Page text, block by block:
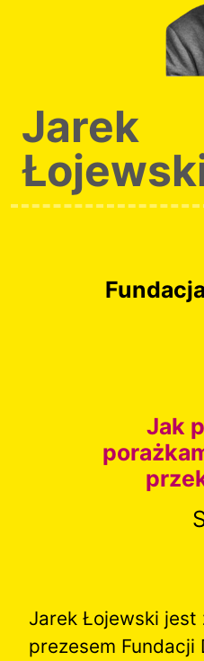
Jarek
Jak
Jarek Łojewski jest
prezesem Fundacji